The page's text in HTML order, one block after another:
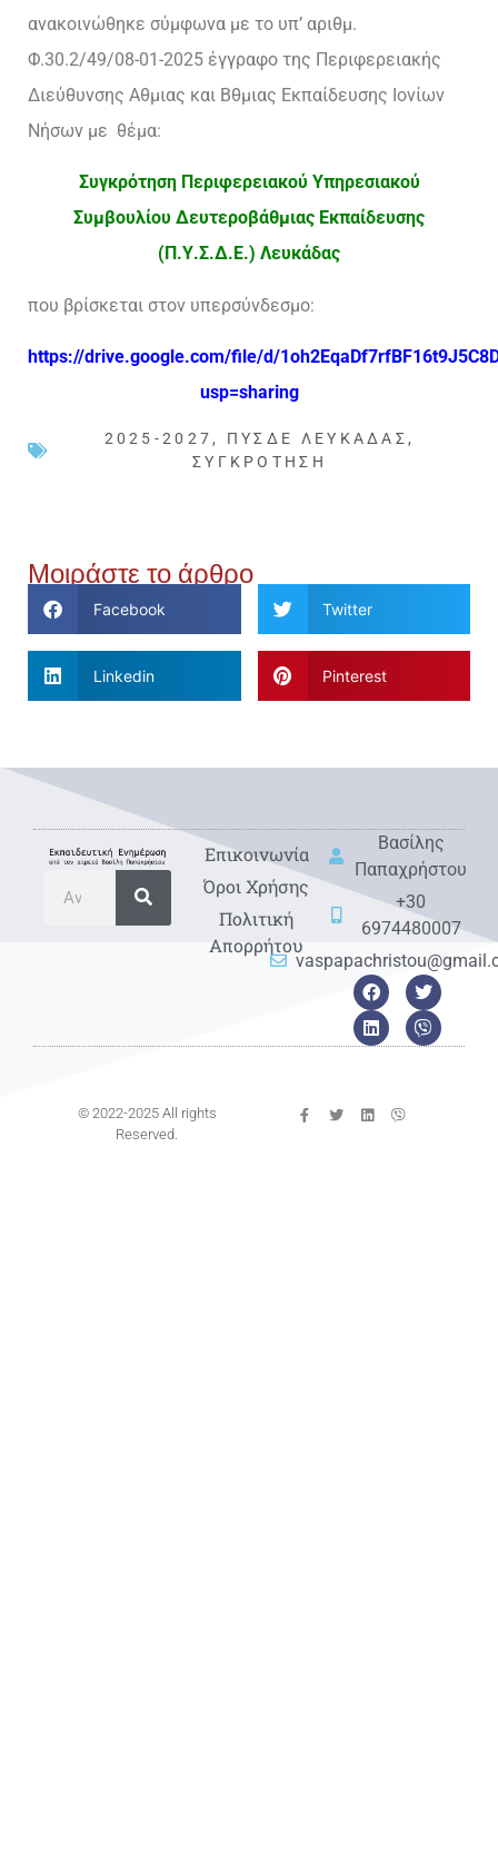
ανακοινώθηκε σύμφωνα με το υπ’ αριθμ.
Φ.30.2/49/08-01-2025 έγγραφο της Περιφερειακής
Διεύθυνσης Αθμιας και Βθμιας Εκπαίδευσης Ιονίων
Νήσων με θέμα:
Συγκρότηση Περιφερειακού Υπηρεσιακού
Συμβουλίου Δευτεροβάθμιας Εκπαίδευσης
(Π.Υ.Σ.Δ.Ε.) Λευκάδας
που βρίσκεται στον υπερσύνδεσμο:
https://drive.google.com/file/d/
usp=sharing
2025-2027 , ΠΥΣΔΕ ΛΕΥΚΆΔΑΣ ,
ΣΥΓΚΡΌΤΗΣΗ
Μοιράστε το άρθρο
Facebook Twitter
Linkedin Pinterest
Eπικοινωνία
Όροι Χρήσης
Πολιτική
Απορρήτου
Βασίλης
Παπαχρήστου
+30
6974480007
© 2022-2025 All rights
Reserved.